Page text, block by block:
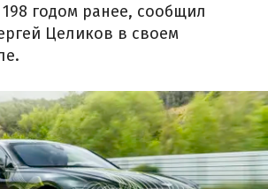
годом ранее, сообщил
Целиков в своем